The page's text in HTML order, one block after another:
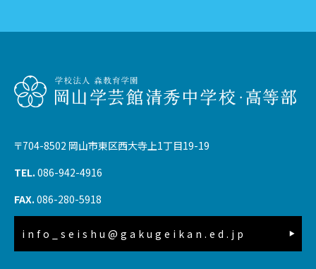
〒704-8502 岡山市東区西大寺上1丁目19-19
TEL. 086-942-4916
FAX. 086-280-5918
info_seishu@gakugeikan.ed.jp